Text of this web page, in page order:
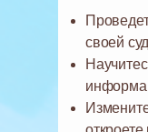
своей